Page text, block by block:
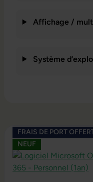
Affichage /
Système
Ignorer la galerie de
FRAIS DE PORT
NEUF